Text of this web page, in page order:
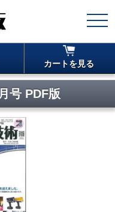
カートを見る
号 PDF版